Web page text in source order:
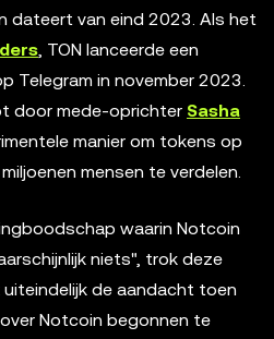
dateert van eind 2023. Als het
, TON lanceerde een
Telegram in november 2023.
door mede-oprichter Sasha
manier om tokens op
mensen te verdelen.
waarin Notcoin
niets", trok deze
de aandacht toen
Notcoin begonnen te